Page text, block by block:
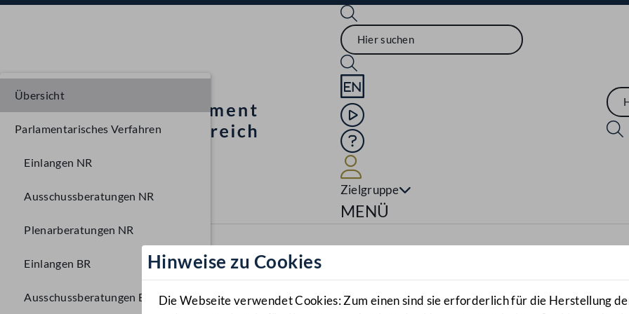
Sprache English
Mediathek
Hilfe
Zielgruppe
Navigationsmenü öffnen
MENÜ
Hinweise zu Cookies
Die Webseite verwendet Cookies: Zum einen sind sie erforderlich für die Herstellung
Übersicht
Parlamentarisches Verfahren
Einlangen NR
Ausschussberatungen NR
Plenarberatungen NR
Einlangen BR
Ausschussberatungen BR